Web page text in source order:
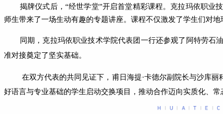
揭牌仪式后， “经世学堂”开启首堂精彩课程。克拉玛依职业
师生带来了一场生动有趣的专题讲座。课程不仅激发了学生们对
同期， 克拉玛依职业技术学院代表团一行还参观了阿特劳石
准对接奠定了坚实基础。
在双方代表的共同见证下，甫日海提·卡德尔副院长与沙库
好语言与专业基础的学生启动交换项目，推动合作迈向实质化、常